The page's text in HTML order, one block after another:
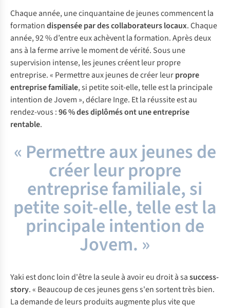
Chaque année, une cinquantaine de jeunes commencent la
formationdispensée par des collaborateurs locaux. Chaque
année, 92 % d’entre eux achèvent la formation. Après deux
ans à la ferme arrive le moment de vérité. Sous une
supervision intense, les jeunes créent leur propre
entreprise. « Permettre aux jeunes de créer leurpropre
entreprise familiale, si petite soit-elle, telle est la principale
intention de Jovem », déclare Inge. Et la réussite est au
rendez-vous :96 % des diplômés ont une entreprise
rentable.
« Permettre aux jeunes de
créer leur propre
entreprise familiale, si
petite soit-elle, telle est la
principale intention de
Jovem. »
Yaki est donc loin d'être la seule à avoir eu droit à sasuccess-
story. « Beaucoup de ces jeunes gens s'en sortent très bien.
La demande de leurs produits augmente plus vite que